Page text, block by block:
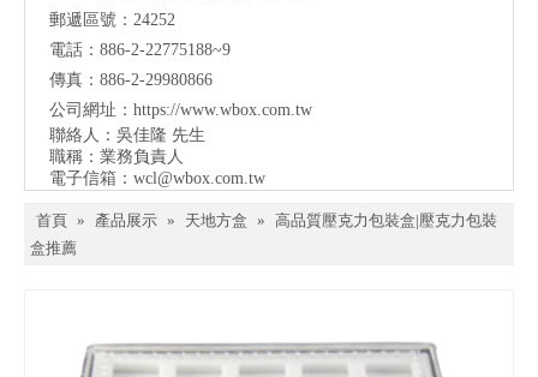
郵遞區號：24252
電話：886-2-22775188~9
傳真：886-2-29980866
公司網址： https://www.wbox.com.tw
聯絡人：吳佳隆 先生
職稱：業務負責人
電子信箱： wcl@wbox.com.tw
首頁 » 產品展示 » 天地方盒 » 高品質壓克力包裝盒|壓克力包裝
盒推薦